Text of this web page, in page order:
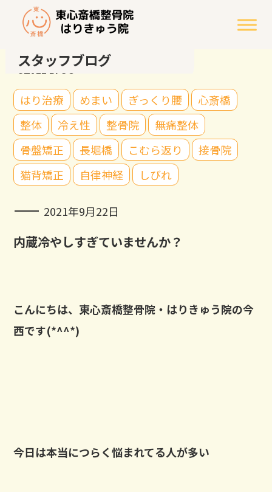
スタッフブログ
STAFF BLOG
はり治療 めまい ぎっくり腰
心斎橋
整体
冷え性 整骨院
無痛整体
骨盤矯正
長堀橋 こむら返り
接骨院
猫背矯正
自律神経 しびれ
2021年9月22日
内蔵冷やしすぎていませんか？
こんにちは、東心斎橋整骨院・はりきゅう院の今
西です(*^^*)
今日は本当につらく悩まれてる人が多い